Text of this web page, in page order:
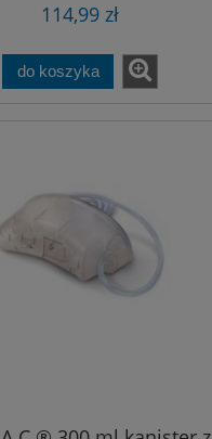
114,99 zł
do koszyka